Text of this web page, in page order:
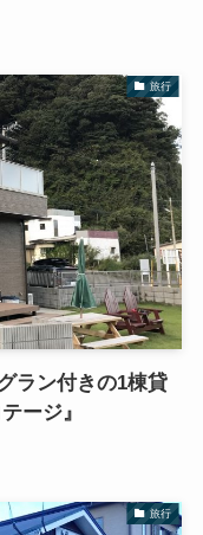
旅行
ラン付きの1棟貸
ージ』
旅行